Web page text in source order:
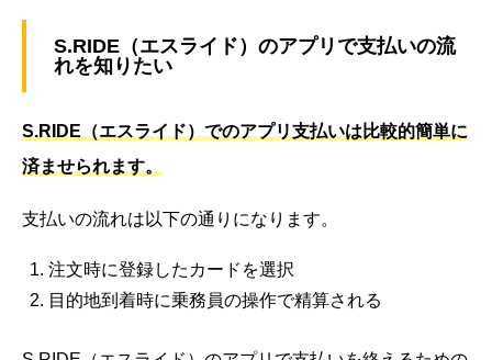
S.RIDE（エスライド）のアプリで支払いの流
れを知りたい
S.RIDE（エスライド）でのアプリ支払いは比較的簡単に
済ませられます。
支払いの流れは以下の通りになります。
注文時に登録したカードを選択
目的地到着時に乗務員の操作で精算される